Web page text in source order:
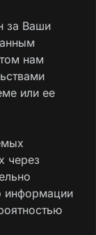
за Ваши
нам
или ее
через
информации